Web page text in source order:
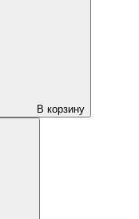
В корзину